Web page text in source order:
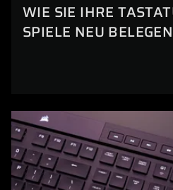
WIE SIE IHRE
SPIELE NEU BELEGEN